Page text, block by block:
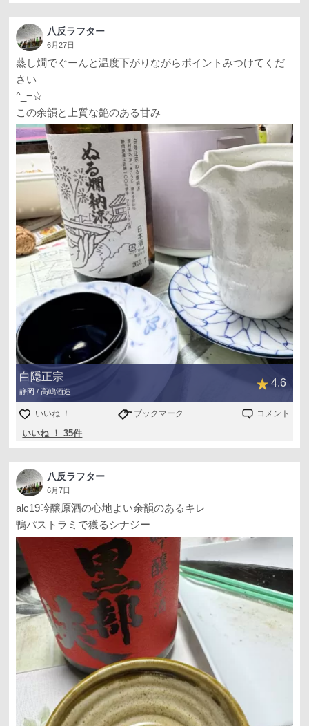
八反ラフター
6月27日
蒸し燗でぐーんと温度下がりながらポイントみつけてくだ
さい
^_−☆
この余韻と上質な艶のある甘み
白隠正宗
静岡 / 高嶋酒造
4.6
いいね ！ ブックマーク コメント
いいね ！ 35件
八反ラフター
6月7日
alc19吟醸原酒の心地よい余韻のあるキレ
鴨パストラミで獲るシナジー